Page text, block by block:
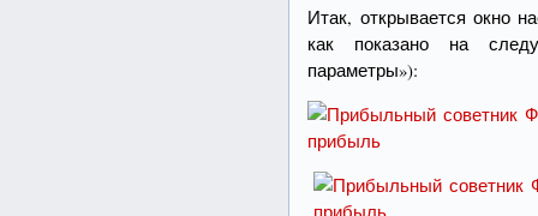
Итак, открывается окно
как показано на
параметры»):